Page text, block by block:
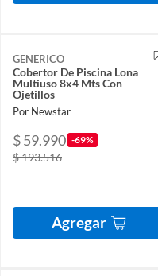
GENERICO
Cobertor De Piscina Lona
Multiuso 8x4 Mts Con
Ojetillos
Por Newstar
$ 59.990 -69%
$ 193.516
Agregar